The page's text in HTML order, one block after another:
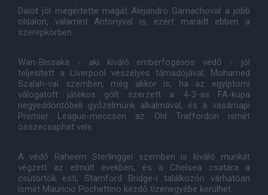
Dalot jól megértette magát Alejandro Garnachoval a jobb
oldalon, valamint Antonyval is, ezért maradt ebben a
szerepkörben.
Wan-Bissaka - aki kiváló emberfogásos védő - jól
teljesített a Liverpool veszélyes támadójával, Mohamed
Szalah-val szemben, még akkor is, ha az egyiptomi
válogatott játékos gólt szerzett a 4-3-as FA-kupa
negyeddöntőbeli győzelmünk alkalmával, és a vasárnapi
Premier League-meccsen az Old Traffordon ismét
összecsaphat vele.
A védő Raheem Sterlinggel szemben is kiváló munkát
végzett az elmúlt években, és a Chelsea csatára a
csütörtök esti, Stamford Bridge-i találkozón várhatóan
ismét Mauricio Pochettino kezdő tizenegyébe kerülhet.